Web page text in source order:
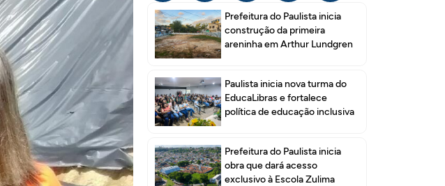
Prefeitura do Paulista inicia
construção da primeira
areninha em Arthur Lundgren
Paulista inicia nova turma do
EducaLibras e fortalece
política de educação inclusiva
Prefeitura do Paulista inicia
obra que dará acesso
exclusivo à Escola Zulima